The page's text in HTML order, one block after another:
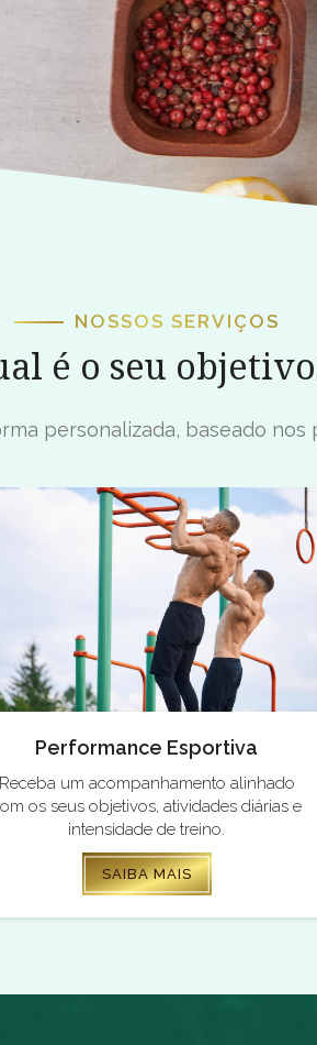
NOSSOS SERVIÇOS
é o seu
personalizada, baseado nos
Performance Esportiva
Receba um acompanhamento alinhado
os seus objetivos, atividades diárias e
intensidade de treino.
SAIBA MAIS